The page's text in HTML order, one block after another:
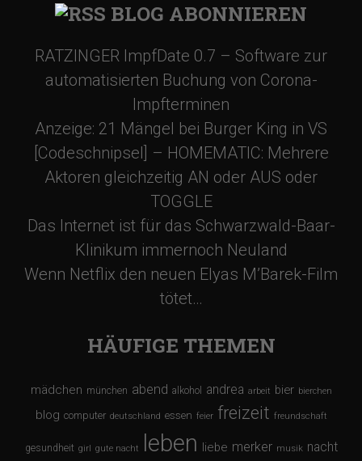
BLOG ABONNIEREN
RATZINGER ImpfDate 0.7 – Software zur
automatisierten Buchung von Corona-
Impfterminen
Anzeige: 21 Mängel bei Burger King in VS
[Codeschnipsel] – HOMEMATIC: Mehrere
Aktoren gleichzeitig AN oder AUS oder
TOGGLE
Das Internet ist für das Schwarzwald-Baar-
Klinikum immernoch Neuland
Wenn Netflix den neuen Elyas M’Barek-Film
tötet…
HÄUFIGE THEMEN
mädchen münchen abend alkohol andrea arbeit bier bierchen
blog computer deutschland essen feier freizeit freundschaft
gesundheit girl gute nacht leben liebe merker musik nacht